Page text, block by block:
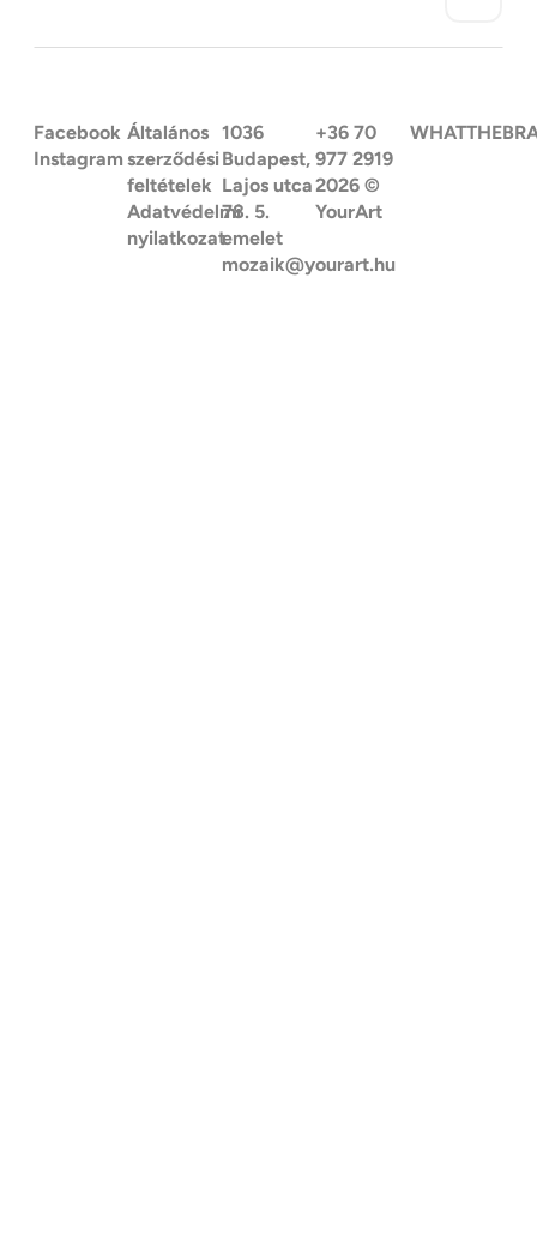
Facebook
Instagram
Általános
szerződési
feltételek
Adatvédelmi
nyilatkozat
1036
Budapest,
Lajos utca
78. 5.
emelet
mozaik@yourart.hu
+36 70
977 2919
2026 ©
YourArt